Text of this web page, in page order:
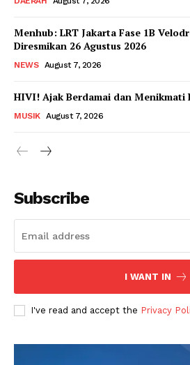
Menhub: LRT Jakarta Fase 1B
Diresmikan 26 Agustus 2026
NEWS August 7, 2026
HIVI! Ajak Berdamai dan Menikmati
MUSIK August 7, 2026
Subscribe
I WANT IN
I've read and accept the Privacy